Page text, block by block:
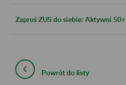
Zaproś ZUS do siebie: Aktywni 50+
Powrót do listy